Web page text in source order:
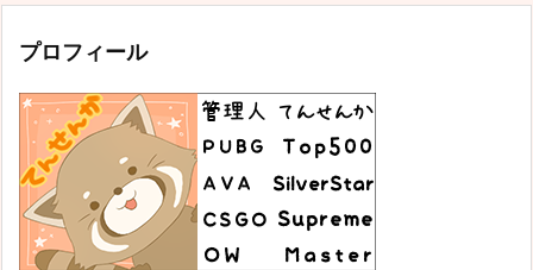
プロフィール